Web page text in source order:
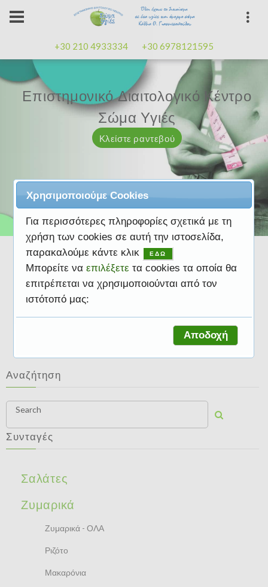
+30 210 4933334 +30 6978121595
Επαγγελματισμός, εμπειρίακαλή
διάθεση
Κλείστε ραντεβού
Επιστημονικό Διαιτολογικό Κέντρο
Σώμα Υγιές
Κλείστε ραντεβού
Μαζί μας μπορείτε
Κλείστε ραντεβού
Επαγγελματισμός, εμπειρίακαλή
διάθεση
Κλείστε ραντεβού
Επιστημονικό Διαιτολογικό Κέντρο
Σώμα Υγιές
Κλείστε ραντεβού
Αναζήτηση
Search
Συνταγές
Σαλάτες
Ζυμαρικά
Ζυμαρικά - ΟΛΑ
Ριζότο
Μακαρόνια
Χρησιμοποιούμε Cookies
Για περισσότερες πληροφορίες σχετικά με τη
χρήση των cookies σε αυτή την ιστοσελίδα,
παρακαλούμε κάντε κλικ
ΕΔΩ
Μπορείτε να επιλέξετε τα cookies τα οποία θα
επιτρέπεται να χρησιμοποιούνται από τον
ιστότοπό μας:
Αποδοχή